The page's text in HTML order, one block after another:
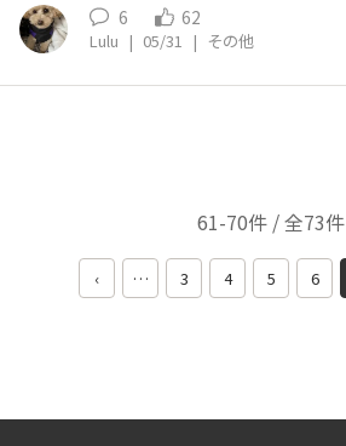
6 62
Lulu | 05/31 | その他
61-70件 / 全73件
‹ … 3 4 5 6